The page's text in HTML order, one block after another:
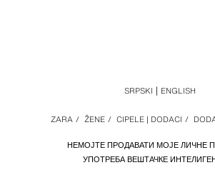
НЕМОЈТЕ ПРОДАВАТИ МОЈЕ ЛИЧНЕ
УПОТРЕБА ВЕШТАЧКЕ
ZARA / ŽENE / CIPELE | DODACI /
SRPSKI ENGLISH